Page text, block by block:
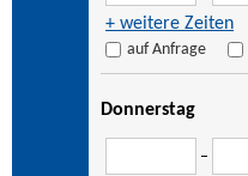
+ weitere Zeiten
auf Anfrage
Donnerstag
–